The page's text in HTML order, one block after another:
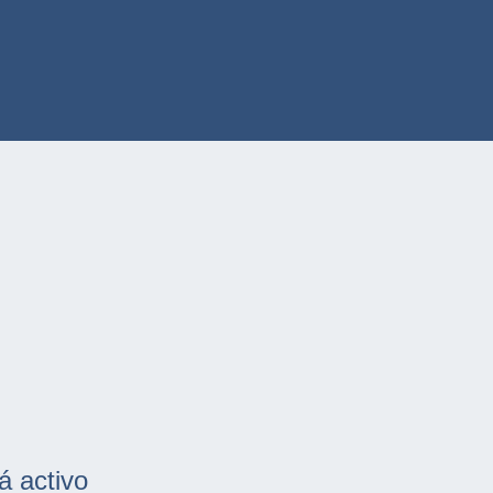
activo